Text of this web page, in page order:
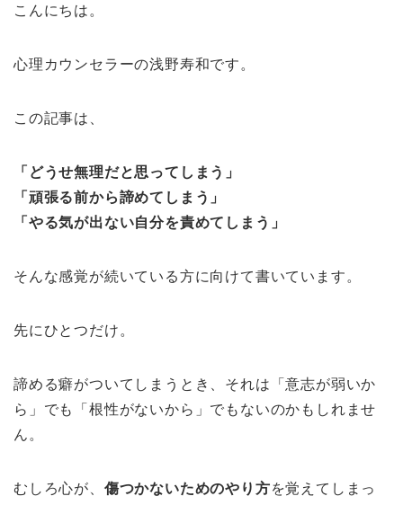
こんにちは。
心理カウンセラーの浅野寿和です。
この記事は、
「どうせ無理だと思ってしまう」
「頑張る前から諦めてしまう」
「やる気が出ない自分を責めてしまう」
そんな感覚が続いている方に向けて書いています。
先にひとつだけ。
諦める癖がついてしまうとき、それは「意志が弱いか
ら」でも「根性がないから」でもないのかもしれませ
ん。
むしろ心が、 傷つかないためのやり方を覚えてしまっ